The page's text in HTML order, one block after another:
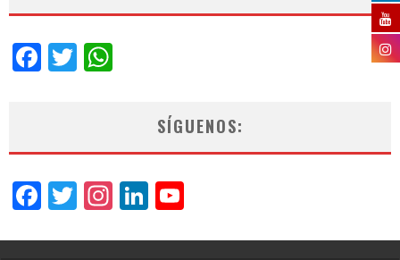
Facebook
Twitter
SÍGUENOS:
Facebook
Twitter
Instagram
LinkedIn